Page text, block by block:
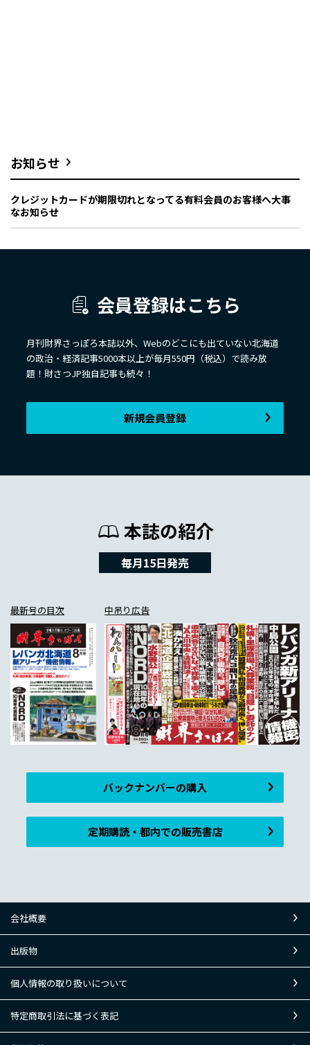
お知らせ
クレジットカードが期限切れとなってる有料会員のお客様へ大事
なお知らせ
会員登録はこちら
月刊財界さっぽろ本誌以外、Webのどこにも出ていない北海道
の政治・経済記事5000本以上が毎月550円（税込）で読み放
題！財さつJP独自記事も続々！
新規会員登録
本誌の紹介
毎月15日発売
最新号の目次 中吊り広告
バックナンバーの購入
定期購読・都内での販売書店
会社概要
出版物
個人情報の取り扱いについて
特定商取引法に基づく表記